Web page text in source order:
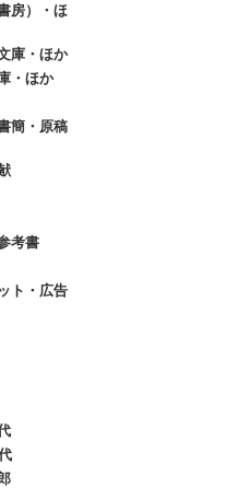
房）・ほ
庫・ほか
・ほか
簡・原稿
考書
ト・広告